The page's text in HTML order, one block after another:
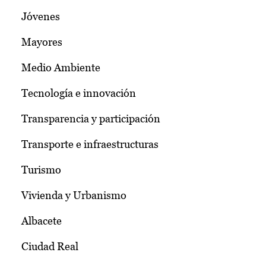
Jóvenes
Mayores
Medio Ambiente
Tecnología e innovación
Transparencia y participación
Transporte e infraestructuras
Turismo
Vivienda y Urbanismo
Albacete
Ciudad Real